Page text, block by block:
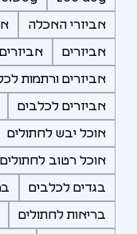
אביזרי האכלה
אביזרים
אביזרים ורתמות
אביזרים לכלבים
אוכל יבש לחתולים
אוכל רטוב לחתולים
בגדים לכלבים
בריאות לחתולים